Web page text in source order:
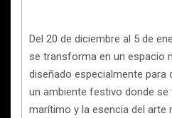
Del 20 de diciembre al 5 de
se transforma en un espacio
diseñado especialmente para
un ambiente festivo donde se
marítimo y la esencia del arte